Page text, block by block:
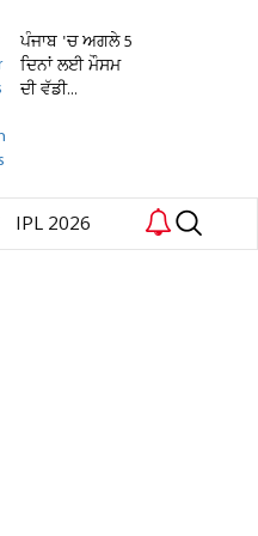
ਪੰਜਾਬ 'ਚ ਅਗਲੇ 5
ਦਿਨਾਂ ਲਈ ਮੌਸਮ
ਦੀ ਵੱਡੀ...
IPL 2026